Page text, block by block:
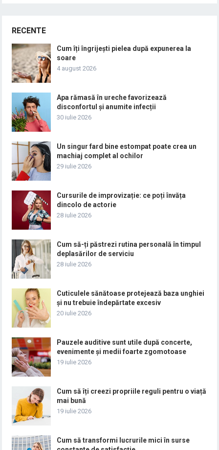
RECENTE
Cum îți îngrijești pielea după expunerea la
soare
4 august 2026
Apa rămasă în ureche favorizează
disconfortul și anumite infecții
30 iulie 2026
Un singur fard bine estompat poate crea un
machiaj complet al ochilor
29 iulie 2026
Cursurile de improvizație: ce poți învăța
dincolo de actorie
28 iulie 2026
Cum să-ți păstrezi rutina personală în timpul
deplasărilor de serviciu
28 iulie 2026
Cuticulele sănătoase protejează baza unghiei
și nu trebuie îndepărtate excesiv
20 iulie 2026
Pauzele auditive sunt utile după concerte,
evenimente și medii foarte zgomotoase
19 iulie 2026
Cum să îți creezi propriile reguli pentru o viață
mai bună
19 iulie 2026
Cum să transformi lucrurile mici în surse